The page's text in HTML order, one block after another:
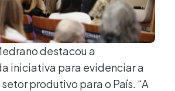
destacou a
iniciativa para evidenciar a
produtivo para o País. “A